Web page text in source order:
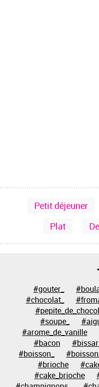
Petit déjeuner
Plat
#gouter_
#chocolat_
#soupe_
#arome_de_vanille
#bacon
#boisson_
#brioche
#cake_brioche